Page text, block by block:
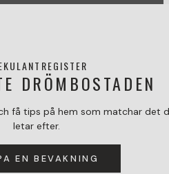
DRÖMBOSTADEN
få tips på hem som matchar det
letar efter.
EN BEVAKNING